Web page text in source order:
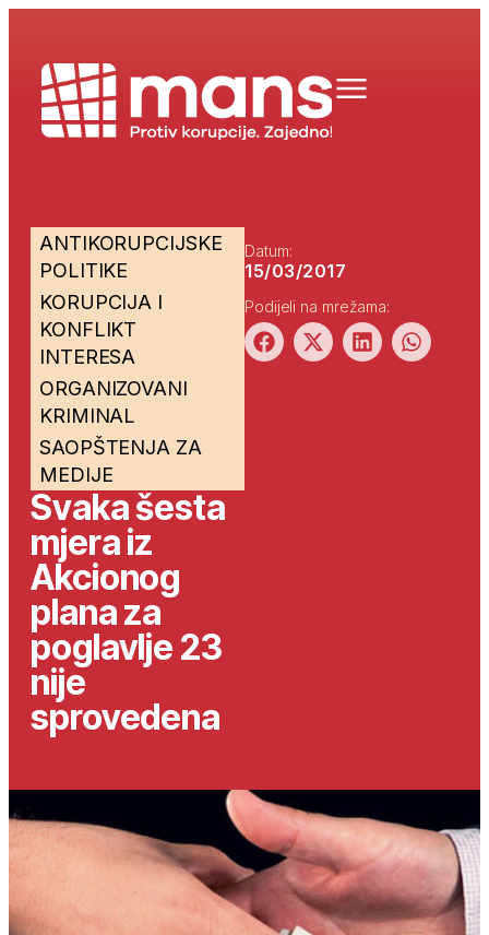
ANTIKORUPCIJSKE
POLITIKE
KORUPCIJA I
KONFLIKT
INTERESA
ORGANIZOVANI
KRIMINAL
SAOPŠTENJA ZA
MEDIJE
Svaka šesta
mjera iz
Akcionog
plana za
poglavlje 23
nije
sprovedena
Datum:
15/03/2017
Podijeli na mrežama: